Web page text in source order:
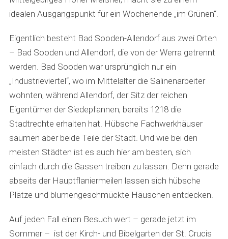
idealen Ausgangspunkt für ein Wochenende „im Grünen“.
Eigentlich besteht Bad Sooden-Allendorf aus zwei Orten
– Bad Sooden und Allendorf, die von der Werra getrennt
werden. Bad Sooden war ursprünglich nur ein
„Industrieviertel“, wo im Mittelalter die Salinenarbeiter
wohnten, während Allendorf, der Sitz der reichen
Eigentümer der Siedepfannen, bereits 1218 die
Stadtrechte erhalten hat. Hübsche Fachwerkhäuser
säumen aber beide Teile der Stadt. Und wie bei den
meisten Städten ist es auch hier am besten, sich
einfach durch die Gassen treiben zu lassen. Denn gerade
abseits der Hauptflaniermeilen lassen sich hübsche
Plätze und blumengeschmückte Häuschen entdecken.
Auf jeden Fall einen Besuch wert – gerade jetzt im
Sommer – ist der Kirch- und Bibelgarten der St. Crucis